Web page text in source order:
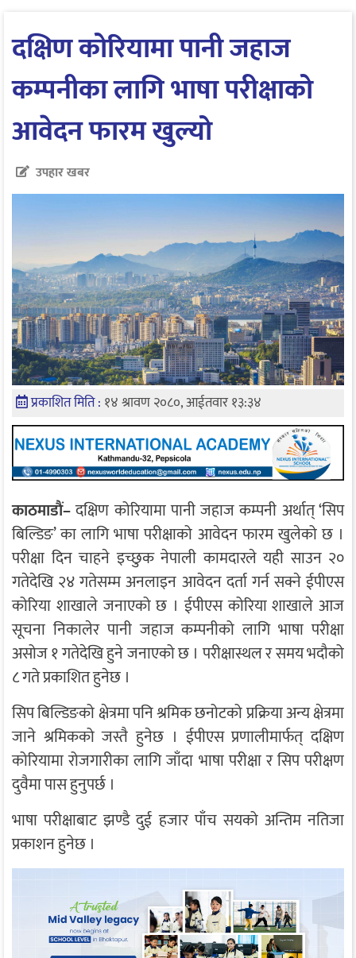
दक्षिण कोरियामा पानी जहाज
कम्पनीका लागि भाषा परीक्षाको
आवेदन फारम खुल्यो
उपहार खबर
प्रकाशित मिति : १४ श्रावण २०८०, आईतवार १३:३४
काठमाडाैं–दक्षिण कोरियामा पानी जहाज कम्पनी अर्थात् ‘सिप
बिल्डिङ’ का लागि भाषा परीक्षाको आवेदन फारम खुलेको छ ।
परीक्षा दिन चाहने इच्छुक नेपाली कामदारले यही साउन २०
गतेदेखि २४ गतेसम्म अनलाइन आवेदन दर्ता गर्न सक्ने ईपीएस
कोरिया शाखाले जनाएको छ । ईपीएस कोरिया शाखाले आज
सूचना निकालेर पानी जहाज कम्पनीको लागि भाषा परीक्षा
असोज १ गतेदेखि हुने जनाएको छ । परीक्षास्थल र समय भदौको
८ गते प्रकाशित हुनेछ ।
सिप बिल्डिङको क्षेत्रमा पनि श्रमिक छनोटको प्रक्रिया अन्य क्षेत्रमा
जाने श्रमिकको जस्तै हुनेछ । ईपीएस प्रणालीमार्फत् दक्षिण
कोरियामा रोजगारीका लागि जाँदा भाषा परीक्षा र सिप परीक्षण
दुवैमा पास हुनुपर्छ ।
भाषा परीक्षाबाट झण्डै दुई हजार पाँच सयको अन्तिम नतिजा
प्रकाशन हुनेछ ।